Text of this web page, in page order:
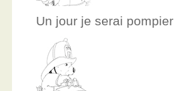
Un jour je serai pompier